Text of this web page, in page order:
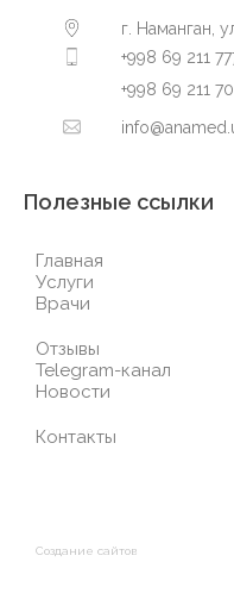
г. Наманган,
+998 69 211
+998 69 211
Полезные ссылки
Главная
Услуги
Врачи
Отзывы
Telegram-канал
Новости
Контакты
Создание сайтов